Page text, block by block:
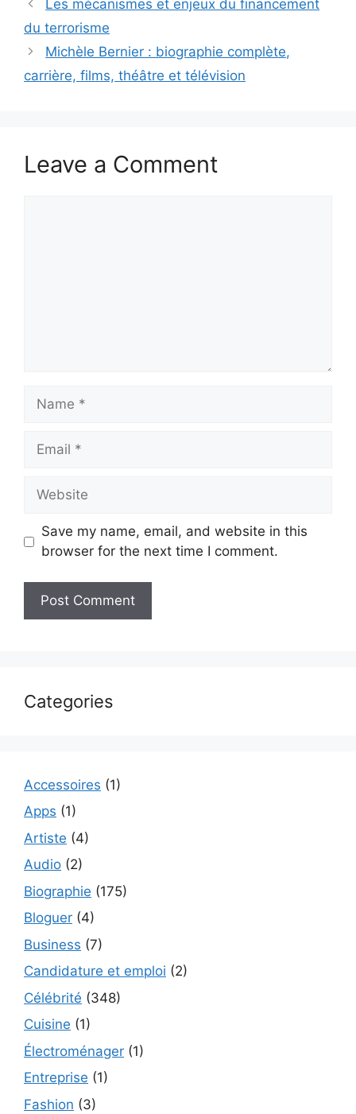
Les mécanismes et enjeux du financement
du terrorisme
Michèle Bernier : biographie complète,
carrière, films, théâtre et télévision
Leave a Comment
Name
Email
Website
Save my name, email, and website in this
browser for the next time I comment.
Categories
Accessoires (1)
Apps (1)
Artiste (4)
Audio (2)
Biographie (175)
Bloguer (4)
Business (7)
Candidature et emploi (2)
Célébrité (348)
Cuisine (1)
Électroménager (1)
Entreprise (1)
Fashion (3)